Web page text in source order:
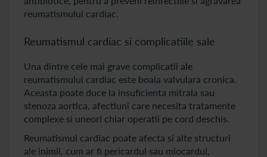
reumatismului cardiac.
Reumatismul cardiac si complicatiile sale
Una dintre cele mai grave complicatii ale
reumatismului cardiac este boala valvulara cronica.
Aceasta poate duce la insuficienta mitrala sau
stenoza aortica, afectiuni care necesita tratamente
complexe si uneori chiar operatii pe cord deschis.
Reumatismul cardiac poate afecta si alte structuri
ale inimii, cum ar fi pericardul sau miocardul,